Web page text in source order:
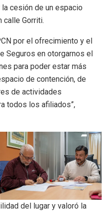
cesión de un espacio
Gorriti.
por el ofrecimiento y el
Seguros en otorgarnos el
para poder estar más
de contención, de
de actividades
todos los afiliados”,
del lugar y valoró la